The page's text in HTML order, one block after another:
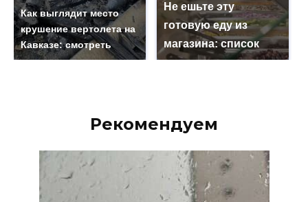
Как выглядит место
крушение вертолета на
Кавказе: смотреть
Не ешьте эту
готовую еду из
магазина: список
Рекомендуем